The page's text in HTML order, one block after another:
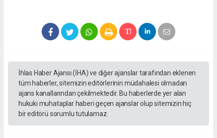
İhlas Haber Ajansı (İHA) ve diğer ajanslar tarafından eklenen
tüm haberler, sitemizin editörlerinin müdahalesi olmadan
ajans kanallarından çekilmektedir. Bu haberlerde yer alan
hukuki muhataplar haberi geçen ajanslar olup sitemizin hiç
bir editörü sorumlu tutulamaz.